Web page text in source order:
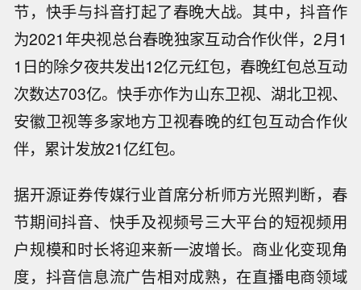
节，快手与抖音打起了春晚大战。其中，抖音作
为2021年央视总台春晚独家互动合作伙伴，2月1
1日的除夕夜共发出12亿元红包，春晚红包总互动
次数达703亿。快手亦作为山东卫视、湖北卫视、
安徽卫视等多家地方卫视春晚的红包互动合作伙
伴，累计发放21亿红包。
据开源证券传媒行业首席分析师方光照判断，春
节期间抖音、快手及视频号三大平台的短视频用
户规模和时长将迎来新一波增长。商业化变现角
度，抖音信息流广告相对成熟，在直播电商领域